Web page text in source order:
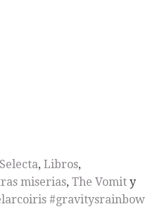
, Libros,
miserias, The Vomit y
#gravitysrainbow